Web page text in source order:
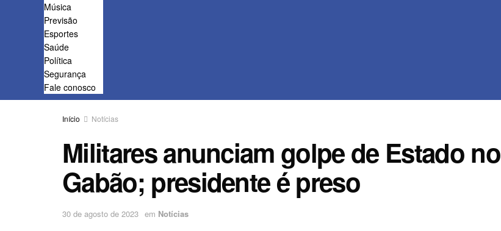
Música
Previsão
Esportes
Saúde
Política
Segurança
Fale conosco
Início Notícias
Militares anunciam golpe de Estado no
Gabão; presidente é preso
30 de agosto de 2023 em Notícias